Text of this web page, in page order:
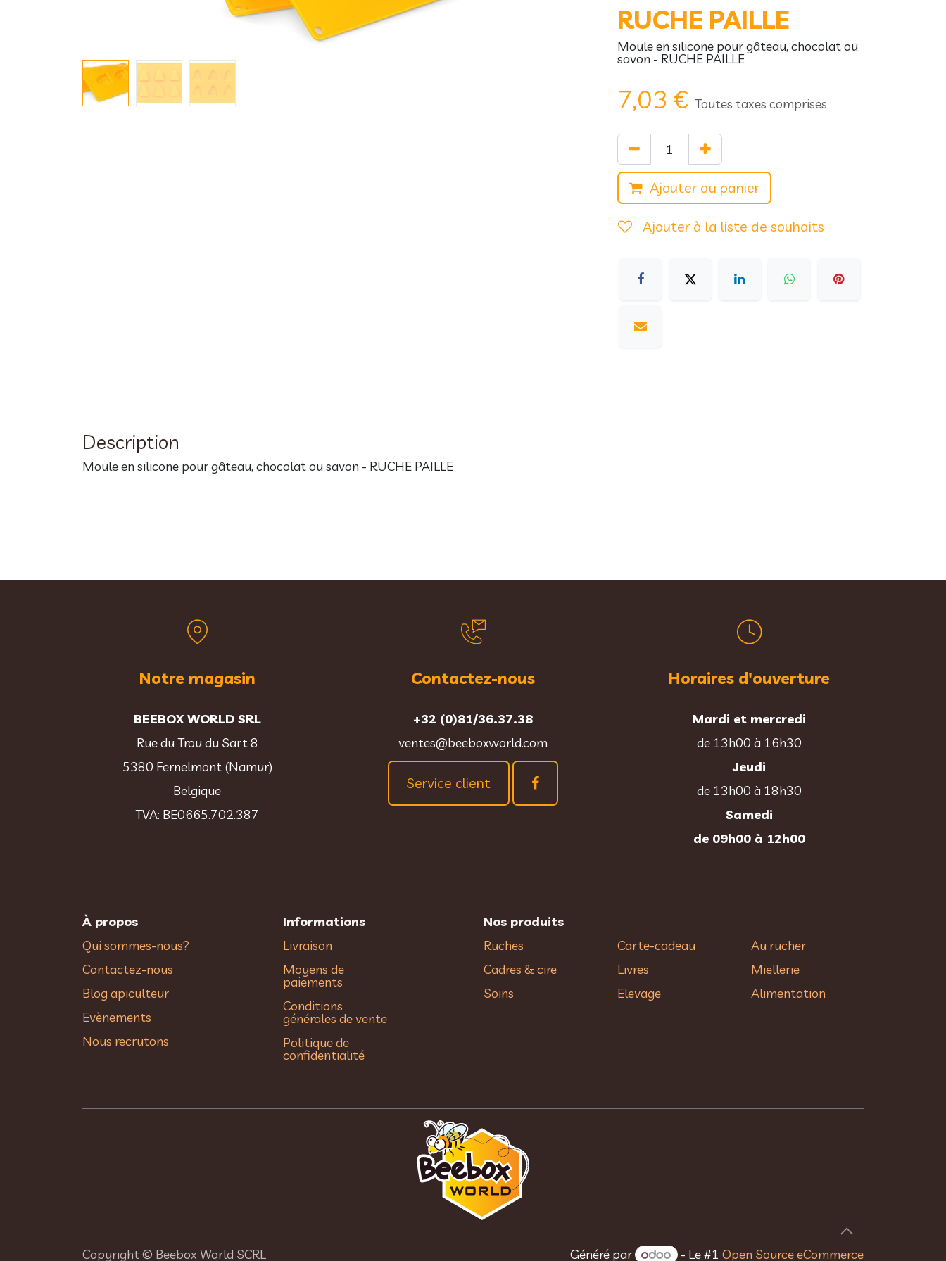
RUCHE PAILLE
Moule en silicone pour gâteau, chocolat ou
savon - RUCHE PAILLE
7,03 € Toutes taxes comprises
Ajouter au panier
Ajouter à la liste de souhaits
Description
Moule en silicone pour gâteau, chocolat ou savon - RUCHE PAILLE
Notre magasin
BEEBOX WORLD SRL
Rue du Trou du Sart 8
5380 Fernelmont (Namur)
Belgique
TVA: BE0665.702.387
Contactez-nous
+32 (0)81/36.37.38
ventes@beeboxworld.com
Service client
Horaires d'ouverture
Mardi et mercredi
de 13h00 à 16h30
Jeudi
de 13h00 à 18h30
Samedi
de 09h00 à 12h00
À propos
Qui sommes-nous?
Contactez-nous
Blog apiculteur
Evènements
Nous recrutons
Informations
Livraison
Moyens de
paiements
Conditions
générales de vente
Politique de
confidentialité
Nos produits
Ruches
Cadres & cire
Soins
Carte-cadeau
Livres
Elevage
Au rucher​
Miellerie
Alimentation
Copyright © Beebox World SCRL Généré par - Le #1 Open Source eCommerce